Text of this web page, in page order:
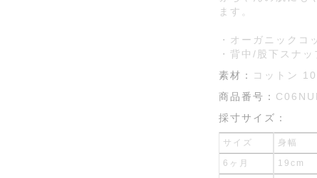
ます。
・オーガニックコ
・背中/股下スナッ
素材：
コットン
商品番号：
採寸サイズ：
サイズ 身幅
6ヶ月 19cm